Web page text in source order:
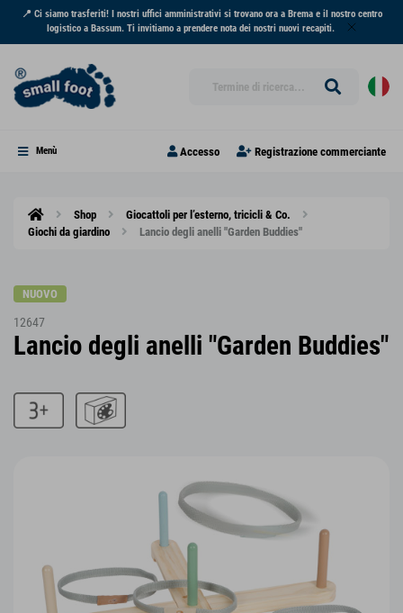
📍 Ci siamo trasferiti! I nostri uffici amministrativi si trovano ora a Brema e il nostro centro
logistico a Bassum. Ti invitiamo a prendere nota dei nostri nuovi recapiti.
Menù Accesso Registrazione commerciante
Shop
Giocattoli per l’esterno, tricicli & Co.
Giochi da giardino
Lancio degli anelli "Garden Buddies"
NUOVO
12647
Lancio degli anelli "Garden Buddies"